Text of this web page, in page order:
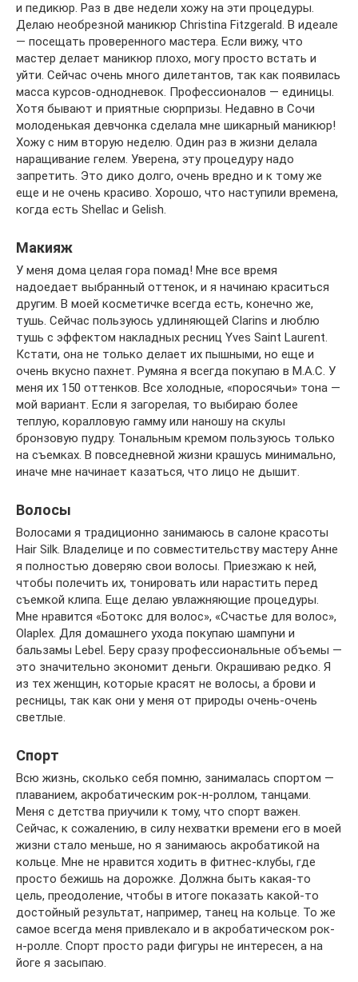
и педикюр. Раз в две недели хожу на эти про­цедуры.
Делаю необрезной маникюр Christina Fitzgerald. В идеале
— посещать проверенного мастера. Если вижу, что
мастер делает маникюр плохо, могу просто встать и
уйти. Сейчас очень много дилетантов, так как появилась
масса курсов-однодневок. Профессионалов — единицы.
Хотя бывают и приятные сюрпризы. Недавно в Сочи
молоденькая девчонка сделала мне шикарный маникюр!
Хожу с ним вторую неделю. Один раз в жизни делала
наращивание гелем. Уверена, эту про­цедуру надо
запретить. Это дико долго, очень вредно и к тому же
еще и не очень красиво. Хорошо, что наступили времена,
когда есть Shellac и Gelish.
Макияж
У меня дома целая гора помад! Мне все время
надоедает выбранный оттенок, и я начинаю краситься
другим. В моей косметичке всегда есть, конечно же,
тушь. Сейчас пользуюсь удлиняющей Clarins и люблю
тушь с эффектом накладных ресниц Yves Saint Laurent.
Кстати, она не только делает их пышными, но еще и
очень вкусно пахнет. Румяна я всегда покупаю в M.A.C. У
меня их 150 оттенков. Все холодные, «поросячьи» тона —
мой вариант. Если я загорелая, то выбираю более
теплую, коралловую гамму или наношу на скулы
бронзовую пудру. Тональным кремом пользуюсь только
на съемках. В повседневной жизни крашусь минимально,
иначе мне начинает казаться, что лицо не дышит.
Волосы
Волосами я традиционно занимаюсь в салоне красоты
Hair Silk. Владелице и по совместительству мастеру Анне
я полностью доверяю свои волосы. Приезжаю к ней,
чтобы полечить их, тонировать или нарастить перед
съемкой клипа. Еще делаю увлажняющие процедуры.
Мне нравится «Ботокс для волос», «Счастье для волос»,
Olaplex. Для домашнего ухода покупаю шампуни и
бальзамы Lebel. Беру сразу про­фес­сиональные объемы —
это значительно экономит деньги. Окрашиваю редко. Я
из тех женщин, которые красят не волосы, а брови и
ресницы, так как они у меня от природы очень-очень
светлые.
Спорт
Всю жизнь, сколько себя помню, занималась спортом —
плаванием, акробатическим рок-н-роллом, танцами.
Меня с детства приучили к тому, что спорт важен.
Сейчас, к сожалению, в силу нехватки времени его в моей
жизни стало меньше, но я занимаюсь акробатикой на
кольце. Мне не нравится ходить в фитнес-клубы, где
просто бежишь на дорожке. Должна быть какая-то
цель, преодоление, чтобы в итоге показать какой-то
достойный результат, например, танец на кольце. То же
самое всегда меня привлекало и в акробатическом рок-
н-ролле. Спорт просто ради фигуры не интересен, а на
йоге я засыпаю.